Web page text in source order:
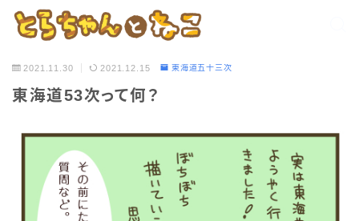
2021.11.30 2021.12.15 東海道五十三次
東海道53次って何？